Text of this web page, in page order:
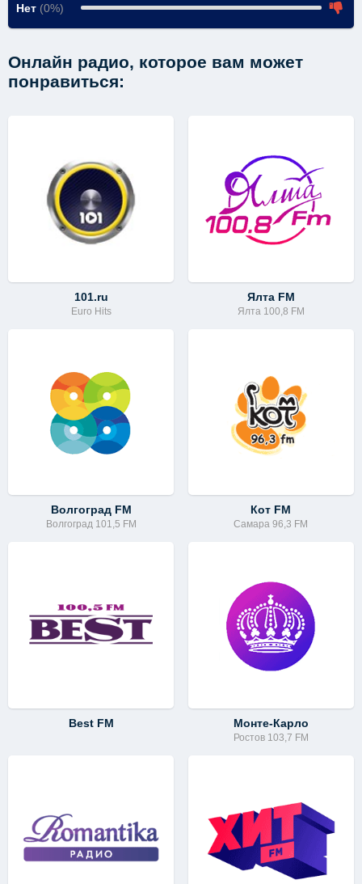
Нет (0%)
Онлайн радио, которое вам может
понравиться:
101.ru
Euro Hits
Ялта FM
Ялта 100,8 FM
Волгоград FM
Волгоград 101,5 FM
Кот FM
Самара 96,3 FM
Best FM Монте-Карло
Ростов 103,7 FM